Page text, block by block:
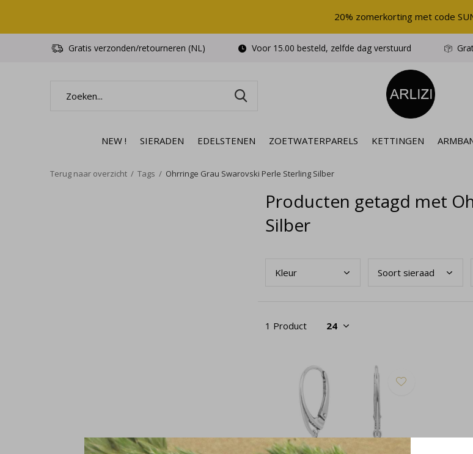
NEW ! SIERADEN EDELSTENEN ZOETWATERPARELS KETTINGEN
Gratis verzonden/retourneren (NL) Voor 15.00 besteld, zelfde dag verstuurd
20% zomerkorting met code
Terug naar overzicht Tags Ohrringe Grau Swarovski Perle Sterling Silber
Producten getagd met
Silber
Kleur Soort sieraad
1 Product